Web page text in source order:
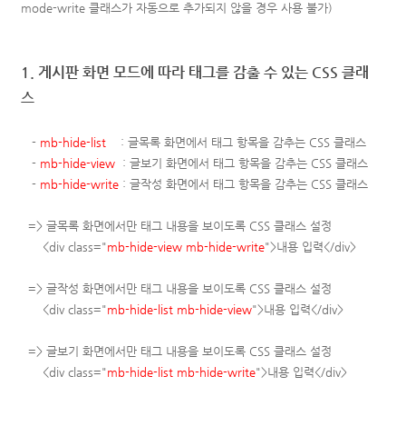
mode-write 클래스가 자동으로 추가되지 않을 경우 사용 불가)
1. 게시판 화면 모드에 따라 태그를 감출 수 있는 CSS 클래
스
- mb-hide-list
: 글목록 화면에서 태그 항목을 감추는 CSS 클래스
- mb-hide-view : 글보기 화면에서 태그 항목을 감추는 CSS 클래스
- mb-hide-write : 글작성 화면에서 태그 항목을 감추는 CSS 클래스
=> 글목록 화면에서만 태그 내용을 보이도록 CSS 클래스 설정
<div class="mb-hide-view mb-hide-write">내용 입력</div>
=> 글작성 화면에서만 태그 내용을 보이도록 CSS 클래스 설정
<div class="mb-hide-list mb-hide-view">내용 입력</div>
=> 글보기 화면에서만 태그 내용을 보이도록 CSS 클래스 설정
<div class="mb-hide-list mb-hide-write">내용 입력</div>